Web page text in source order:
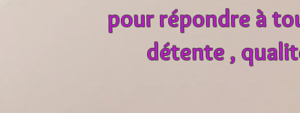
pour répondre à
détente ,